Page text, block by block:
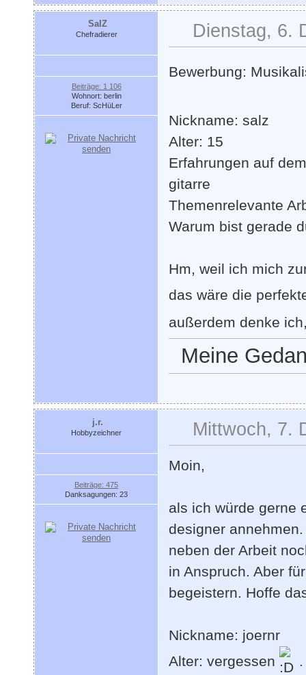
SalZ
Chefradierer
Beiträge: 1 106
Wohnort: berlin
Beruf: ScHüLer
Dienstag, 6.
Bewerbung:
Nickname: salz
Alter: 15
Erfahrungen auf
gitarre
Themenrelevante
Warum bist gerade
Hm, weil ich mich
das wäre die
außerdem denke
Meine
j.r.
Hobbyzeichner
Beiträge: 475
Danksagungen: 23
Mittwoch, 7.
Moin,
als ich würde gerne
designer
neben der Arbeit
in Anspruch. Aber
begeistern. Hoffe
Nickname: joernr
Alter: vergessen